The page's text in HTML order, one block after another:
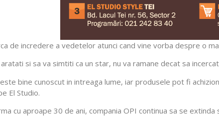
de incredere a vedetelor atunci cand vine vorba despre o
si sa va simtiti ca un star, nu va ramane decat sa
este bine cunoscut in intreaga lume, iar produsele pot fi
El Studio.
cu aproape 30 de ani, compania OPI continua sa se extinda